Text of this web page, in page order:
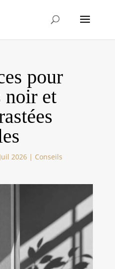
pour
noir et
2026| Conseils